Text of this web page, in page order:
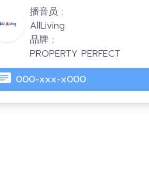
播音员 :
AllLiving
品牌 :
PROPERTY PERFECT
000-xxx-x000